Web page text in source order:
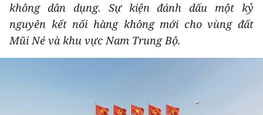
DU LỊCH
THẾ GIỚI
không dân dụng. Sự kiện đánh dấu một kỷ
nguyên kết nối hàng không mới cho vùng đất
Mũi Né và khu vực Nam Trung Bộ.